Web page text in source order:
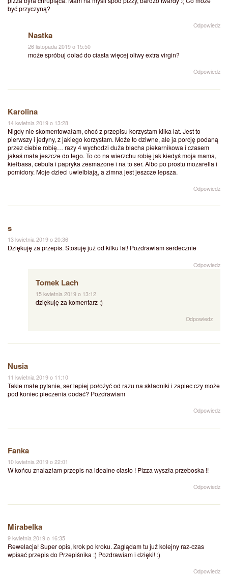
być przyczyną?
Odpowiedz
Nastka
26 listopada 2019 o 15:50
może spróbuj dolać do ciasta więcej oliwy extra virgin?
Odpowiedz
Karolina
14 kwietnia 2019 o 13:28
Nigdy nie skomentowałam, choć z przepisu korzystam kilka lat. Jest to
pierwszy i jedyny, z jakiego korzystam. Może to dziwne, ale ja porcję podaną
przez ciebie robię… razy 4 wychodzi duża blacha piekarnikowa i czasem
jakaś mała jeszcze do tego. To co na wierzchu robię jak kiedyś moja mama,
kiełbasa, cebula i papryka zesmazone i na to ser. Albo po prostu mozarella i
pomidory. Moje dzieci uwielbiają, a zimna jest jeszcze lepsza.
Odpowiedz
s
13 kwietnia 2019 o 20:36
Dziękuję za przepis. Stosuję już od kilku lat! Pozdrawiam serdecznie
Odpowiedz
Tomek Lach
15 kwietnia 2019 o 13:12
dziękuję za komentarz :)
Odpowiedz
Nusia
11 kwietnia 2019 o 11:10
Takie małe pytanie, ser lepiej położyć od razu na składniki i zapiec czy może
pod koniec pieczenia dodać? Pozdrawiam
Odpowiedz
Fanka
10 kwietnia 2019 o 22:01
W końcu znalazłam przepis na idealne ciasto ! Pizza wyszła przeboska !!
Odpowiedz
Mirabelka
9 kwietnia 2019 o 16:35
Rewelacja! Super opis, krok po kroku. Zaglądam tu już kolejny raz-czas
wpisać przepis do Przepiśnika :) Pozdrawiam i dzięki! :)
Odpowiedz